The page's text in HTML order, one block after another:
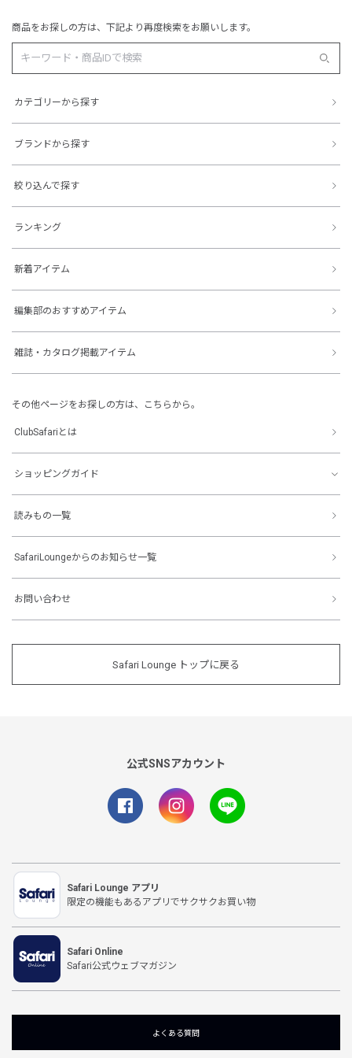
商品をお探しの方は、下記より再度検索をお願いします。
カテゴリーから探す
ブランドから探す
絞り込んで探す
ランキング
新着アイテム
編集部のおすすめアイテム
雑誌・カタログ掲載アイテム
その他ページをお探しの方は、こちらから。
ClubSafariとは
ショッピングガイド
読みもの一覧
SafariLoungeからのお知らせ一覧
お問い合わせ
Safari Lounge トップに戻る
公式SNSアカウント
Safari Lounge アプリ
限定の機能もあるアプリでサクサクお買い物
Safari Online
Safari公式ウェブマガジン
よくある質問